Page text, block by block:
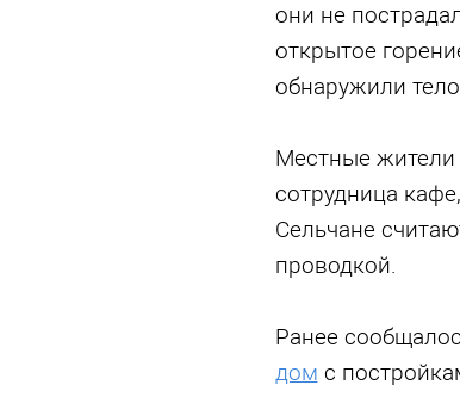
они не
открытое
обнаружили
Местные жители
сотрудница
Сельчане
проводкой.
Ранее
дом с